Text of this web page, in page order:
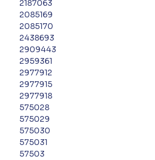
2187063
2085169
2085170
2438693
2909443
2959361
2977912
2977915
2977918
575028
575029
575030
575031
57503